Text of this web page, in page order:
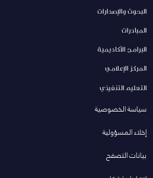
البحوث والإصدارات
المبادرات
البرامج الأكاديمية
المركز الإعلامي
التعليم التنفيذي
سياسة الخصوصية
إخلاء المسؤولية
بيانات التصفح